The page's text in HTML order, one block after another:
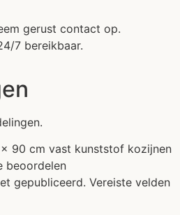
gerust contact op.
7 bereikbaar.
90 cm vast kunststof kozijnen
beoordelen
gepubliceerd. Vereiste velden